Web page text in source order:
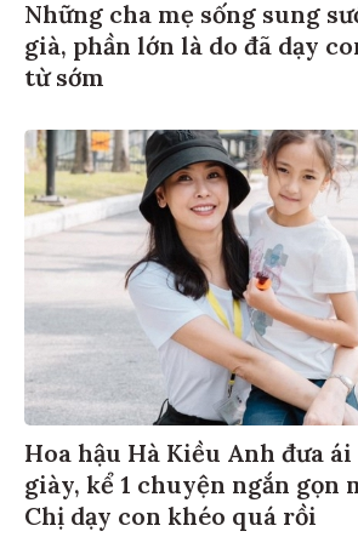
Những cha mẹ sống sung
già, phần lớn là do đã dạy
từ sớm
Hoa hậu Hà Kiều Anh đưa
giày, kể 1 chuyện ngắn gọn
Chị dạy con khéo quá rồi